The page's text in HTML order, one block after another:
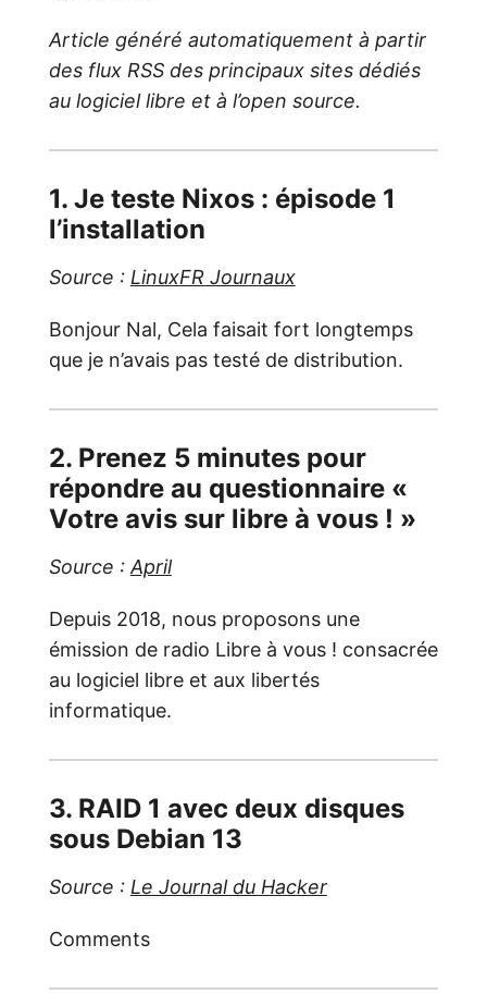
Article généré automatiquement à partir
des flux RSS des principaux sites dédiés
au logiciel libre et à l’open source.
1. Je teste Nixos : épisode 1
l’installation
Source : LinuxFR Journaux
Bonjour Nal, Cela faisait fort longtemps
que je n’avais pas testé de distribution.
2. Prenez 5 minutes pour
répondre au questionnaire «
Votre avis sur libre à vous ! »
Source : April
Depuis 2018, nous proposons une
émission de radio Libre à vous ! consacrée
au logiciel libre et aux libertés
informatique.
3. RAID 1 avec deux disques
sous Debian 13
Source : Le Journal du Hacker
Comments